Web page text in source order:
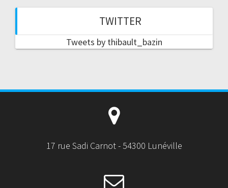
TWITTER
Tweets by thibault_bazin
17 rue Sadi Carnot - 54300 Lunéville